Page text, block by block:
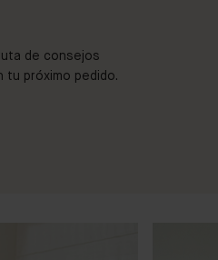
de consejos
tu próximo pedido.